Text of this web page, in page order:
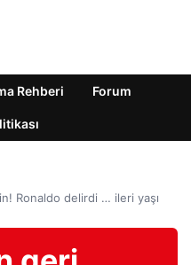
Rehberi Forum
Ronaldo delirdi … ileri yaşı